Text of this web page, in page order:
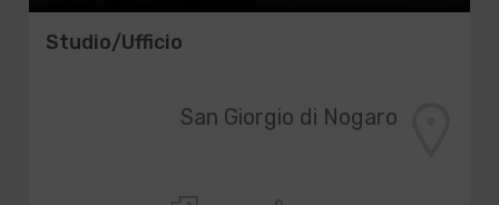
Studio/Ufficio
San Giorgio di Nogaro